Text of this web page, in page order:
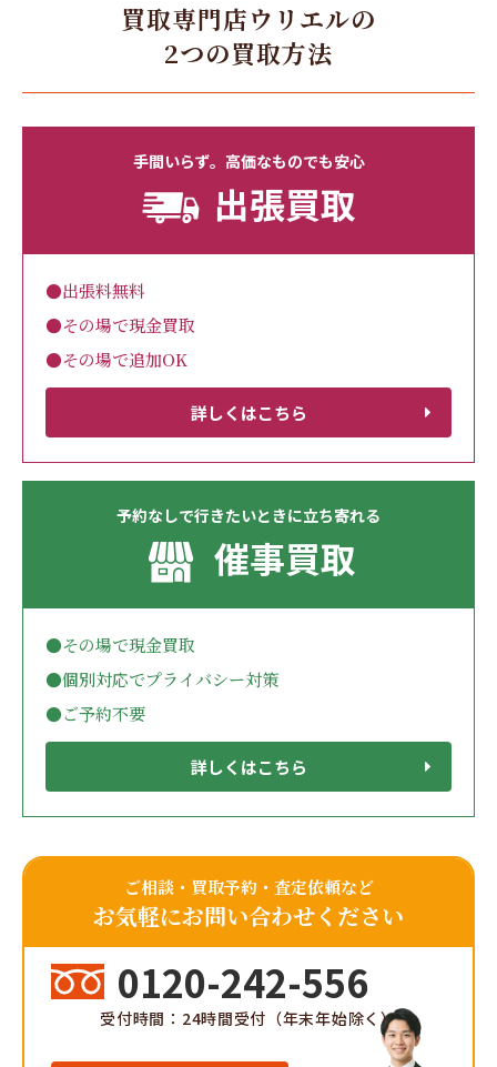
買取専門店ウリエルの
2つの買取方法
手間いらず。高価なものでも安心
出張買取
●出張料無料
●その場で現金買取
●その場で追加OK
詳しくはこちら
予約なしで行きたいときに立ち寄れる
催事買取
●その場で現金買取
●個別対応でプライバシー対策
●ご予約不要
詳しくはこちら
ご相談・買取予約・査定依頼など
お気軽にお問い合わせください
0120-242-556
受付時間：24時間受付（年末年始除く）